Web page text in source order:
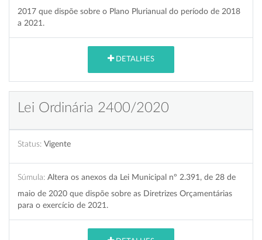
2017 que dispõe sobre o Plano Plurianual do período de 2018
a 2021.
DETALHES
Lei Ordinária 2400/2020
Status: Vigente
Súmula: Altera os anexos da Lei Municipal nº 2.391, de 28 de
maio de 2020 que dispõe sobre as Diretrizes Orçamentárias
para o exercício de 2021.